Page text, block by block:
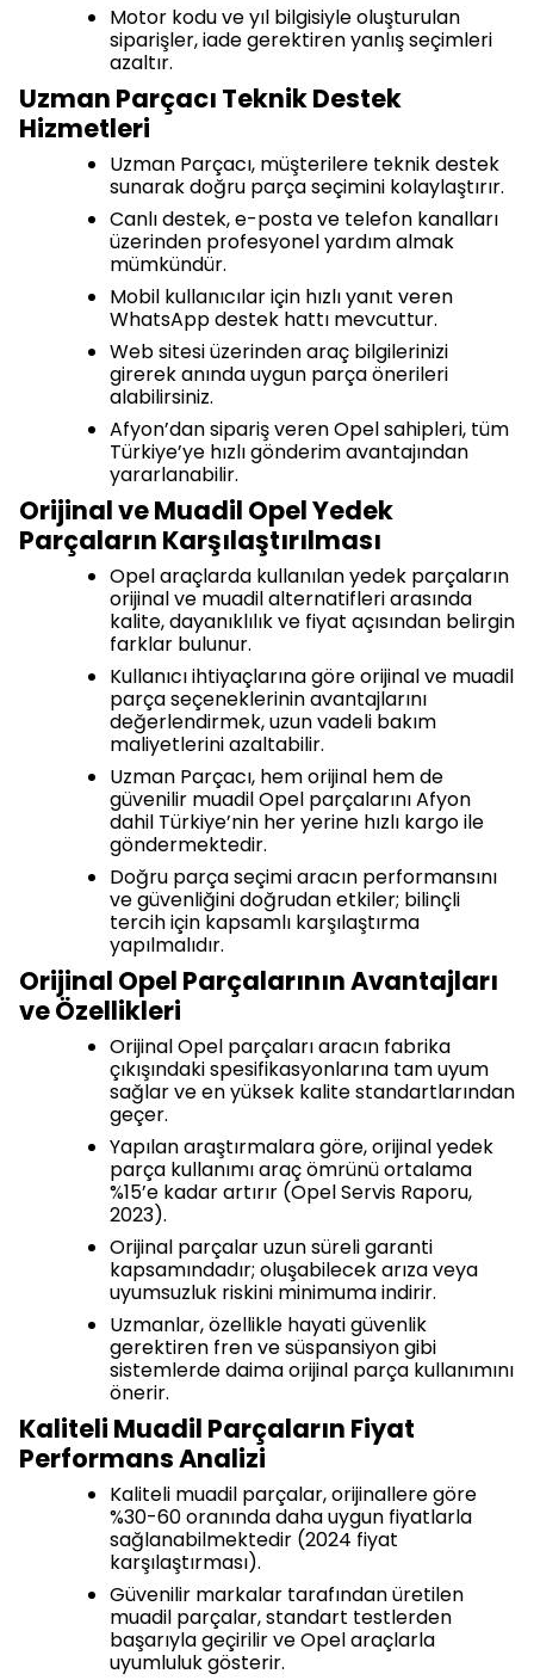
Motor kodu ve yıl bilgisiyle oluşturulan
siparişler, iade gerektiren yanlış seçimleri
azaltır.
Uzman Parçacı Teknik Destek
Hizmetleri
Uzman Parçacı, müşterilere teknik destek
sunarak doğru parça seçimini kolaylaştırır.
Canlı destek, e-posta ve telefon kanalları
üzerinden profesyonel yardım almak
mümkündür.
Mobil kullanıcılar için hızlı yanıt veren
WhatsApp destek hattı mevcuttur.
Web sitesi üzerinden araç bilgilerinizi
girerek anında uygun parça önerileri
alabilirsiniz.
Afyon’dan sipariş veren Opel sahipleri, tüm
Türkiye’ye hızlı gönderim avantajından
yararlanabilir.
Orijinal ve Muadil Opel Yedek
Parçaların Karşılaştırılması
Opel araçlarda kullanılan yedek parçaların
orijinal ve muadil alternatifleri arasında
kalite, dayanıklılık ve fiyat açısından belirgin
farklar bulunur.
Kullanıcı ihtiyaçlarına göre orijinal ve muadil
parça seçeneklerinin avantajlarını
değerlendirmek, uzun vadeli bakım
maliyetlerini azaltabilir.
Uzman Parçacı, hem orijinal hem de
güvenilir muadil Opel parçalarını Afyon
dahil Türkiye’nin her yerine hızlı kargo ile
göndermektedir.
Doğru parça seçimi aracın performansını
ve güvenliğini doğrudan etkiler; bilinçli
tercih için kapsamlı karşılaştırma
yapılmalıdır.
Orijinal Opel Parçalarının Avantajları
ve Özellikleri
Orijinal Opel parçaları aracın fabrika
çıkışındaki spesifikasyonlarına tam uyum
sağlar ve en yüksek kalite standartlarından
geçer.
Yapılan araştırmalara göre, orijinal yedek
parça kullanımı araç ömrünü ortalama
%15’e kadar artırır (Opel Servis Raporu,
2023).
Orijinal parçalar uzun süreli garanti
kapsamındadır; oluşabilecek arıza veya
uyumsuzluk riskini minimuma indirir.
Uzmanlar, özellikle hayati güvenlik
gerektiren fren ve süspansiyon gibi
sistemlerde daima orijinal parça kullanımını
önerir.
Kaliteli Muadil Parçaların Fiyat
Performans Analizi
Kaliteli muadil parçalar, orijinallere göre
%30-60 oranında daha uygun fiyatlarla
sağlanabilmektedir (2024 fiyat
karşılaştırması).
Güvenilir markalar tarafından üretilen
muadil parçalar, standart testlerden
başarıyla geçirilir ve Opel araçlarla
uyumluluk gösterir.